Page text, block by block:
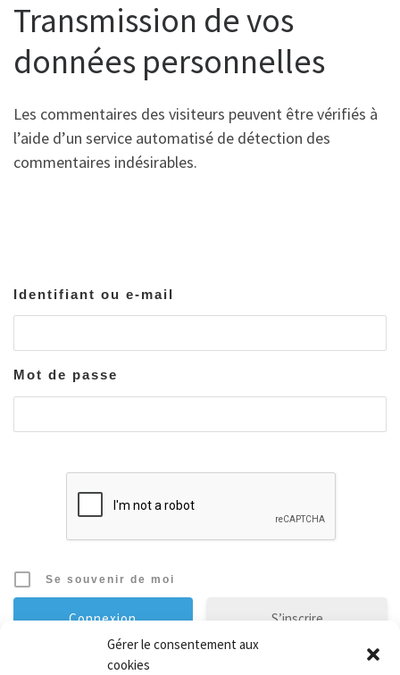
Gérer le consentement aux
cookies
Transmission de vos
données personnelles
Les commentaires des visiteurs peuvent être vérifiés à
l’aide d’un service automatisé de détection des
commentaires indésirables.
Identifiant ou e-mail
Mot de passe
Se souvenir de moi
S’inscrire
Mot de passe oublié ?